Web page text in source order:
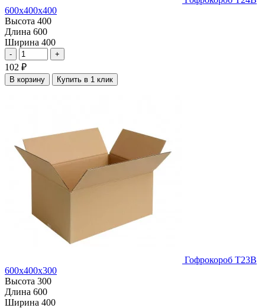
600х400х400
Высота 400
Длина 600
Ширина 400
- +
102 ₽
В корзину Купить в 1 клик
Гофрокороб Т23В
600х400х300
Высота 300
Длина 600
Ширина 400